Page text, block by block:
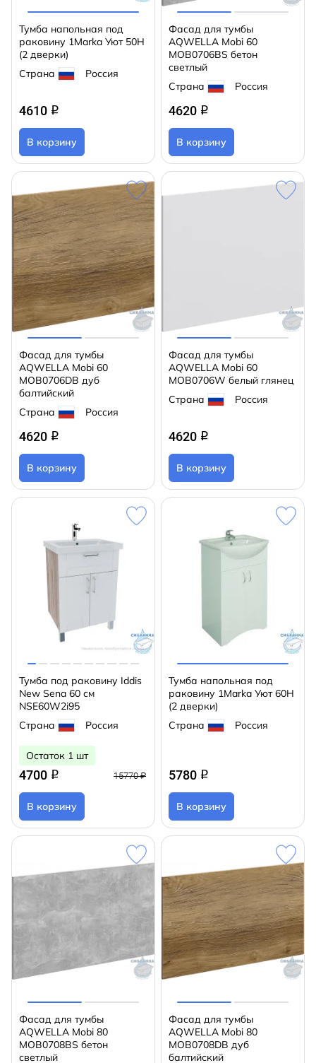
Тумба напольная под
раковину 1Marka Уют 50Н
(2 дверки)
Страна
Россия
4610 q
В корзину
Фасад для тумбы
AQWELLA Mobi 60
MOB0706BS бетон
светлый
Страна
Россия
4620 q
В корзину
Фасад для тумбы
AQWELLA Mobi 60
MOB0706DB дуб
балтийский
Страна
Россия
4620 q
В корзину
Фасад для тумбы
AQWELLA Mobi 60
MOB0706W белый глянец
Страна
Россия
4620 q
В корзину
Тумба под раковину Iddis
New Sena 60 см
NSE60W2i95
Страна
Россия
Остаток 1 шт
4700 q 15770 ₽
В корзину
Тумба напольная под
раковину 1Marka Уют 60Н
(2 дверки)
Страна
Россия
5780 q
В корзину
Фасад для тумбы
AQWELLA Mobi 80
MOB0708BS бетон
светлый
Фасад для тумбы
AQWELLA Mobi 80
MOB0708DB дуб
балтийский